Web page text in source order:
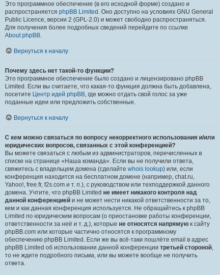
Это программное обеспечение (в его исходной форме) создано и
распространяется phpBB Limited . Оно доступно на условиях GNU General
Public Licence, версии 2 (GPL-2.0) и может свободно распространяться.
Для получения более подробных сведений перейдите по ссылке
About phpBB.
Вернуться к началу
Почему здесь нет такой-то функции?
Это программное обеспечение было создано и лицензировано phpBB
Limited. Если вы считаете, что какая-то функция должна быть добавлена,
посетите Центр идей phpBB, где можно отдать свой голос за уже
поданные идеи или предложить собственные.
Вернуться к началу
С кем можно связаться по вопросу некорректного использования и/или
юридических вопросов, связанных с этой конференцией?
Вы можете связаться с любым из администраторов, перечисленных в
списке на странице «Наша команда». Если вы не получили ответа,
свяжитесь с владельцем домена (сделайте whois lookup) или, если
конференция находится на бесплатном домене (например, chat.ru,
Yahoo!, free.fr, f2s.com и т. п.), с руководством или техподдержкой данного
домена. Учтите, что phpBB Limited не имеет никакого контроля над
данной конференцией и не может нести никакой ответственности за то,
кем и как данная конференция используется. Не обращайтесь к phpBB
Limited по юридическим вопросам (о приостановке работы конференции,
ответственности за неё и т. д.), которые не относятся напрямую к сайту
phpBB.com или которые частично относятся к программному
обеспечению phpBB Limited. Если же вы всё-таки пошлёте email в адрес
phpBB Limited об использовании данной конференции третьей стороной,
то не ждите подробного письма, или вы можете вообще не получить
ответа.